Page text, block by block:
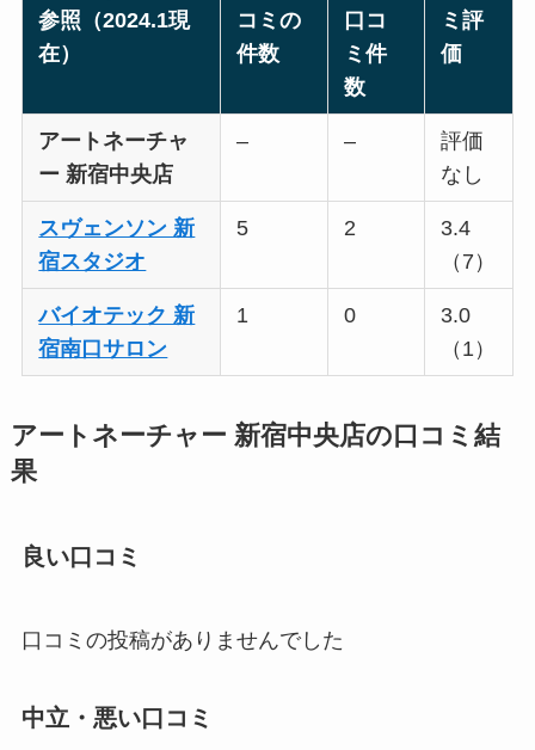
参照（2024.1現
在）
コミの
件数
口コ
ミ件
数
ミ評
価
アートネーチャ
ー 新宿中央店
– –
評価
なし
スヴェンソン 新
宿スタジオ
5 2
3.4
（7）
バイオテック 新
宿南口サロン
1 0
3.0
（1）
アートネーチャー 新宿中央店の口コミ結
果
良い口コミ
口コミの投稿がありませんでした
中立・悪い口コミ